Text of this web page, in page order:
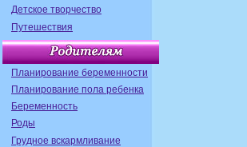
Детское творчество
Путешествия
Планирование беременности
Планирование пола ребенка
Беременность
Роды
Грудное вскармливание